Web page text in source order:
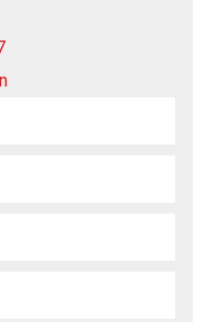
nên rửa tay sạch để